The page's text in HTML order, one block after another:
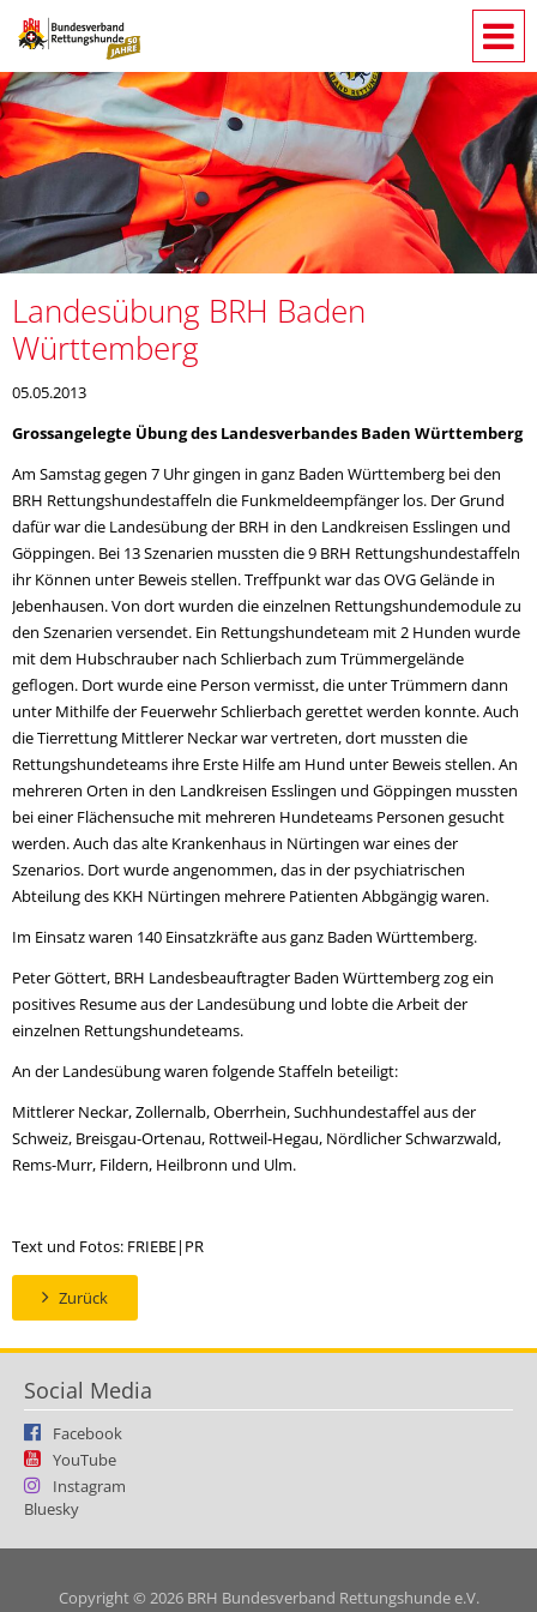
Landesübung BRH Baden
Württemberg
05.05.2013
Grossangelegte Übung des Landesverbandes Baden Württemberg
Am Samstag gegen 7 Uhr gingen in ganz Baden Württemberg bei den
BRH Rettungshundestaffeln die Funkmeldeempfänger los. Der Grund
dafür war die Landesübung der BRH in den Landkreisen Esslingen und
Göppingen. Bei 13 Szenarien mussten die 9 BRH Rettungshundestaffeln
ihr Können unter Beweis stellen. Treffpunkt war das OVG Gelände in
Jebenhausen. Von dort wurden die einzelnen Rettungshundemodule zu
den Szenarien versendet. Ein Rettungshundeteam mit 2 Hunden wurde
mit dem Hubschrauber nach Schlierbach zum Trümmergelände
geflogen. Dort wurde eine Person vermisst, die unter Trümmern dann
unter Mithilfe der Feuerwehr Schlierbach gerettet werden konnte. Auch
die Tierrettung Mittlerer Neckar war vertreten, dort mussten die
Rettungshundeteams ihre Erste Hilfe am Hund unter Beweis stellen. An
mehreren Orten in den Landkreisen Esslingen und Göppingen mussten
bei einer Flächensuche mit mehreren Hundeteams Personen gesucht
werden. Auch das alte Krankenhaus in Nürtingen war eines der
Szenarios. Dort wurde angenommen, das in der psychiatrischen
Abteilung des KKH Nürtingen mehrere Patienten Abbgängig waren.
Im Einsatz waren 140 Einsatzkräfte aus ganz Baden Württemberg.
Peter Göttert, BRH Landesbeauftragter Baden Württemberg zog ein
positives Resume aus der Landesübung und lobte die Arbeit der
einzelnen Rettungshundeteams.
An der Landesübung waren folgende Staffeln beteiligt:
Mittlerer Neckar, Zollernalb, Oberrhein, Suchhundestaffel aus der
Schweiz, Breisgau-Ortenau, Rottweil-Hegau, Nördlicher Schwarzwald,
Rems-Murr, Fildern, Heilbronn und Ulm.
Text und Fotos: FRIEBE|PR
Zurück
Social Media
Facebook
YouTube
Instagram
Bluesky
Copyright © 2026 BRH Bundesverband Rettungshunde e.V.